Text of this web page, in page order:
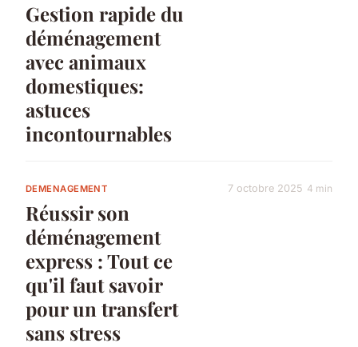
Gestion rapide du
déménagement
avec animaux
domestiques:
astuces
incontournables
DEMENAGEMENT
Réussir son
déménagement
express : Tout ce
qu'il faut savoir
pour un transfert
sans stress
7 octobre 2025 4 min